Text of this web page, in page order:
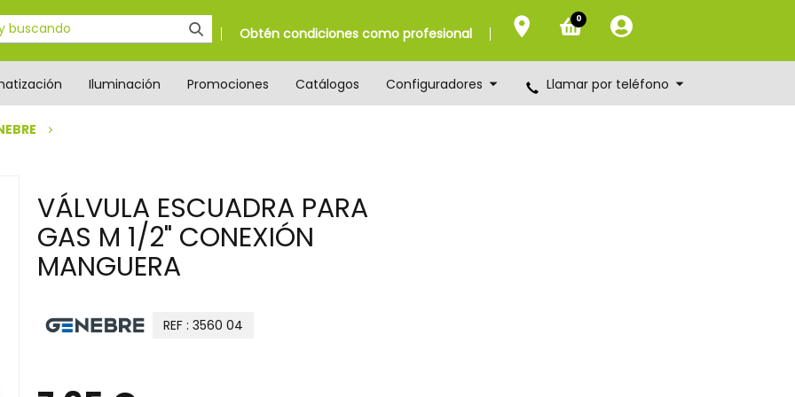
Obtén condiciones como profesional
0
Iluminación Promociones Catálogos Configuradores Llamar por teléfono
VÁLVULA ESCUADRA PARA
GAS M 1/2" CONEXIÓN
MANGUERA
REF : 3560 04